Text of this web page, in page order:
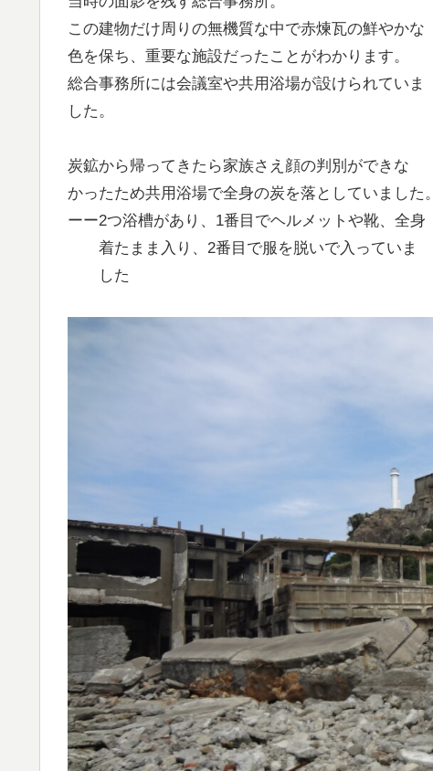
この建物だけ周りの無機質な中で赤煉瓦の鮮やかな
色を保ち、重要な施設だったことがわかります。
総合事務所には会議室や共用浴場が設けられていま
した。
炭鉱から帰ってきたら家族さえ顔の判別ができな
かったため共用浴場で全身の炭を落としていました。
ーー2つ浴槽があり、1番目でヘルメットや靴、全身
着たまま入り、2番目で服を脱いで入っていま
した